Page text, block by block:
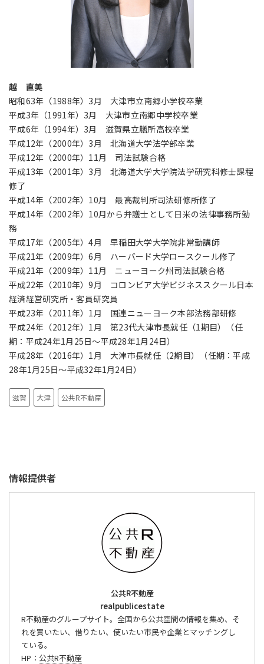
越 直美
昭和63年（1988年）3月 大津市立南郷小学校卒業
平成3年（1991年）3月 大津市立南郷中学校卒業
平成6年（1994年）3月 滋賀県立膳所高校卒業
平成12年（2000年）3月 北海道大学法学部卒業
平成12年（2000年）11月 司法試験合格
平成13年（2001年）3月 北海道大学大学院法学研究科修士課程
修了
平成14年（2002年）10月 最高裁判所司法研修所修了
平成14年（2002年）10月から弁護士として日米の法律事務所勤
務
平成17年（2005年）4月 早稲田大学大学院非常勤講師
平成21年（2009年）6月 ハーバード大学ロースクール修了
平成21年（2009年）11月 ニューヨーク州司法試験合格
平成22年（2010年）9月 コロンビア大学ビジネススクール日本
経済経営研究所・客員研究員
平成23年（2011年）1月 国連ニューヨーク本部法務部研修
平成24年（2012年）1月 第23代大津市長就任（1期目）（任
期：平成24年1月25日～平成28年1月24日）
平成28年（2016年）1月 大津市長就任（2期目）（任期：平成
28年1月25日～平成32年1月24日）
滋賀 大津 公共R不動産
情報提供者
公共R不動産
realpublicestate
R不動産のグループサイト。全国から公共空間の情報を集め、そ
れを買いたい、借りたい、使いたい市民や企業とマッチングし
ている。
HP： 公共R不動産